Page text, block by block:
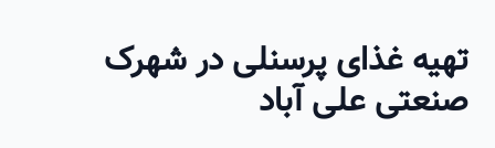
غذای پرسنلی در شهرک
علی آباد
تصویر این صفحه به زودی اضافه می‌شود